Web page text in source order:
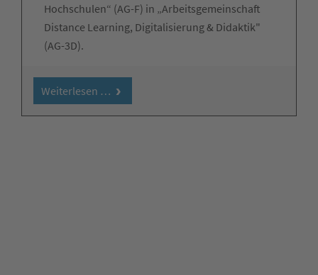
Hochschulen“ (AG-F) in „Arbeitsgemeinschaft
Distance Learning, Digitalisierung & Didaktik"
(AG-3D).
Weiterlesen …